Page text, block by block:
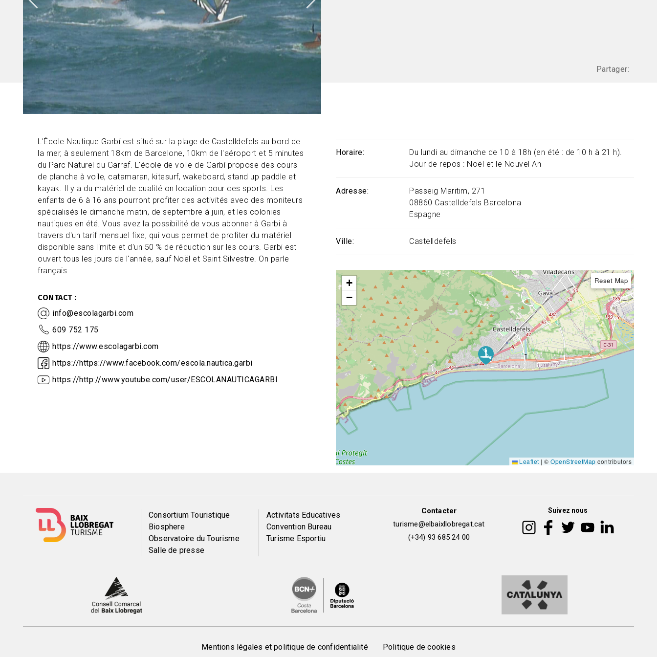
Partager:
L'École Nautique Garbí est situé sur la plage de Castelldefels au bord de
la mer, à seulement 18km de Barcelone, 10km de l'aéroport et 5 minutes
du Parc Naturel du Garraf. L'école de voile de Garbí propose des cours
de planche à voile, catamaran, kitesurf, wakeboard, stand up paddle et
kayak. Il y a du matériel de qualité on location pour ces sports. Les
enfants de 6 à 16 ans pourront profiter des activités avec des moniteurs
spécialisés le dimanche matin, de septembre à juin, et les colonies
nautiques en été. Vous avez la possibilité de vous abonner à Garbi à
travers d'un tarif mensuel fixe, qui vous permet de profiter du matériel
disponible sans limite et d'un 50 % de réduction sur les cours. Garbi est
ouvert tous les jours de l'année, sauf Noël et Saint Silvestre. On parle
français.
CONTACT
info@escolagarbi.com
609 752 175
https://www.escolagarbi.com
https://https://www.facebook.com/escola.nautica.garbi
https://http://www.youtube.com/user/ESCOLANAUTICAGARBI
Horaire
Du lundi au dimanche de 10 à 18h (en été : de 10 h à 21 h).
Jour de repos : Noël et le Nouvel An
Adresse
Passeig Maritim, 271
08860 Castelldefels Barcelona
Espagne
Ville Castelldefels
+
−
Reset Map
Leaflet | © OpenStreetMap contributors
Menú
del
Consortium Touristique
Biosphere
Observatoire du Tourisme
Salle de presse
Peu
de
Activitats Educatives
Convention Bureau
Turisme Esportiu
Contacter
turisme@elbaixllobregat.cat
(+34) 93 685 24 00
Suivez nous
Mentions légales et politique de confidentialité Politique de cookies